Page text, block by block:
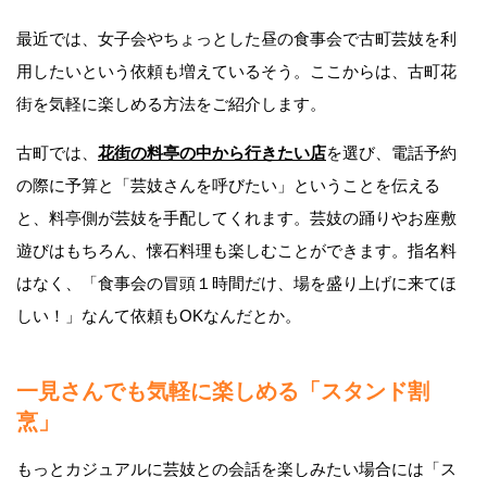
最近では、女子会やちょっとした昼の食事会で古町芸妓を利
用したいという依頼も増えているそう。ここからは、古町花
街を気軽に楽しめる方法をご紹介します。
古町では、 花街の料亭の中から行きたい店を選び、電話予約
の際に予算と「芸妓さんを呼びたい」ということを伝える
と、料亭側が芸妓を手配してくれます。芸妓の踊りやお座敷
遊びはもちろん、懐石料理も楽しむことができます。指名料
はなく、「食事会の冒頭１時間だけ、場を盛り上げに来てほ
しい！」なんて依頼もOKなんだとか。
一見さんでも気軽に楽しめる「スタンド割
烹」
もっとカジュアルに芸妓との会話を楽しみたい場合には「ス